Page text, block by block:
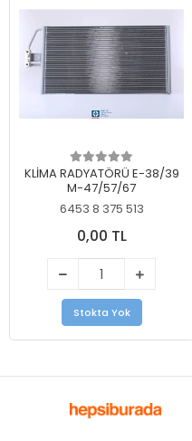
KLİMA RADYATÖRÜ E-38/39
M-47/57/67
6453 8 375 513
0,00 TL
Stokta Yok